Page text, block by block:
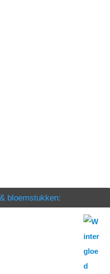
bloemstukken: